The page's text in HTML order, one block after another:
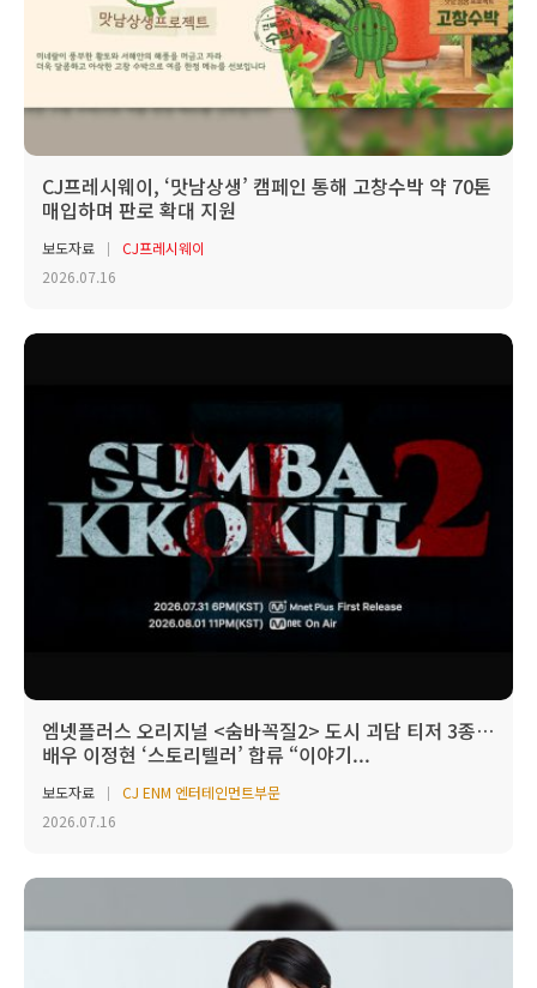
CJ프레시웨이, ‘맛남상생’ 캠페인 통해 고창수박 약 70톤
매입하며 판로 확대 지원
보도자료
CJ프레시웨이
2026.07.16
엠넷플러스 오리지널 <숨바꼭질2> 도시 괴담 티저 3종…
배우 이정현 ‘스토리텔러’ 합류 “이야기...
보도자료
CJ ENM 엔터테인먼트부문
2026.07.16